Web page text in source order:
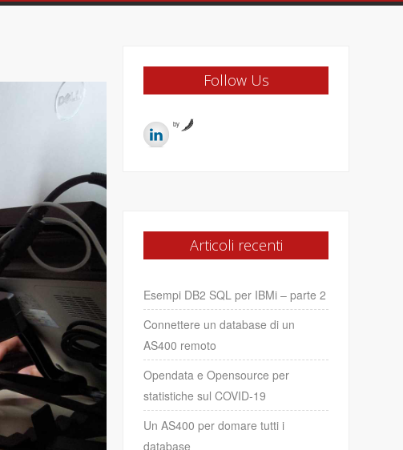
Follow Us
by
Articoli recenti
Esempi DB2 SQL per IBMi – parte 2
Connettere un database di un
AS400 remoto
Opendata e Opensource per
statistiche sul COVID-19
Un AS400 per domare tutti i
database